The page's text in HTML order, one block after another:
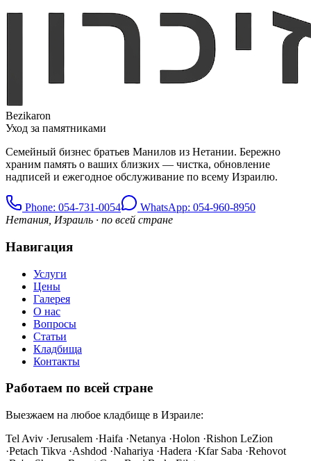
Bezikaron
Уход за памятниками
Семейный бизнес братьев Манилов из Нетании. Бережно
храним память о ваших близких — чистка, обновление
надписей и ежегодное обслуживание по всему Израилю.
Phone: 054-731-0054
WhatsApp: 054-960-8950
Нетания, Израиль · по всей стране
Навигация
Услуги
Цены
Галерея
О нас
Вопросы
Статьи
Кладбища
Контакты
Работаем по всей стране
Выезжаем на любое кладбище в Израиле:
Tel Aviv ·Jerusalem ·Haifa ·Netanya ·Holon ·Rishon LeZion
·Petach Tikva ·Ashdod ·Nahariya ·Hadera ·Kfar Saba ·Rehovot